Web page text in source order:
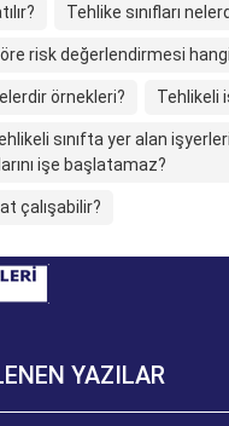
Tehlike sınıfları
risk değerlendirmesi
örnekleri? Tehlikeli
sınıfta yer alan
işe başlatamaz?
çalışabilir?
YAZILAR